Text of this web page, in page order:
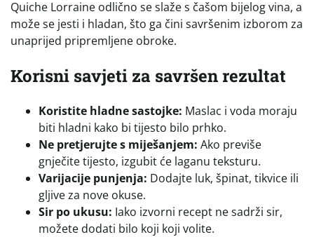
Quiche Lorraine odlično se slaže s čašom bijelog vina, a
može se jesti i hladan, što ga čini savršenim izborom za
unaprijed pripremljene obroke.
Korisni savjeti za savršen rezultat
Koristite hladne sastojke: Maslac i voda moraju
biti hladni kako bi tijesto bilo prhko.
Ne pretjerujte s miješanjem: Ako previše
gnječite tijesto, izgubit će laganu teksturu.
Varijacije punjenja: Dodajte luk, špinat, tikvice ili
gljive za nove okuse.
Sir po ukusu: Iako izvorni recept ne sadrži sir,
možete dodati bilo koji koji volite.